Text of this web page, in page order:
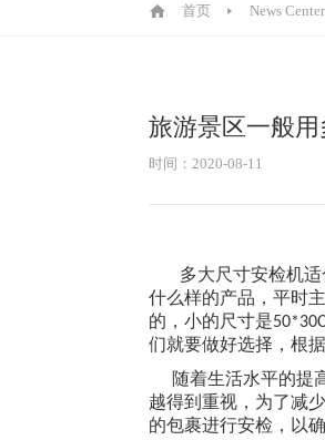
首页 News Center
旅游景区一般
时间：2020-08-11
多大尺寸安检机
什么样的产品，平时
的，小的尺寸是
们就要做好选择，根
随着生活水平的提
越得到重视，为了减
的包裹进行安检，以